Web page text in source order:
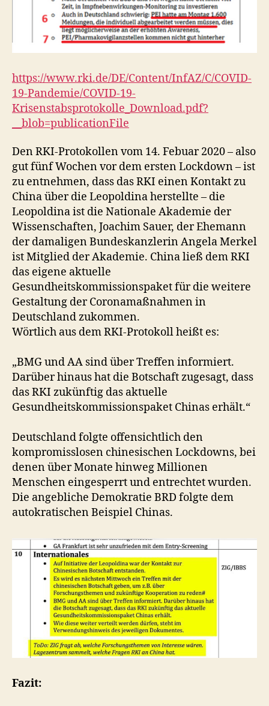
https://www.rki.de/DE/Content/InfAZ/C/COVID-
19-Pandemie/COVID-19-
Krisenstabsprotokolle_Download.pdf?
__blob=publicationFile
Den RKI-Protokollen vom 14. Febuar 2020 – also
gut fünf Wochen vor dem ersten Lockdown – ist
zu entnehmen, dass das RKI einen Kontakt zu
China über die Leopoldina herstellte – die
Leopoldina ist die Nationale Akademie der
Wissenschaften, Joachim Sauer, der Ehemann
der damaligen Bundeskanzlerin Angela Merkel
ist Mitglied der Akademie. China ließ dem RKI
das eigene aktuelle
Gesundheitskommissionspaket für die weitere
Gestaltung der Coronamaßnahmen in
Deutschland zukommen.
Wörtlich aus dem RKI-Protokoll heißt es:
„BMG und AA sind über Treffen informiert.
Darüber hinaus hat die Botschaft zugesagt, dass
das RKI zukünftig das aktuelle
Gesundheitskommissionspaket Chinas erhält.“
Deutschland folgte offensichtlich den
kompromisslosen chinesischen Lockdowns, bei
denen über Monate hinweg Millionen
Menschen eingesperrt und entrechtet wurden.
Die angebliche Demokratie BRD folgte dem
autokratischen Beispiel Chinas.
Fazit: